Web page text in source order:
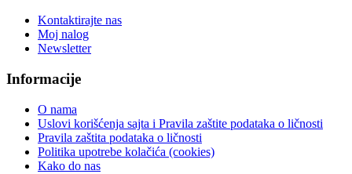
Kontaktirajte nas
Moj nalog
Newsletter
Informacije
O nama
Uslovi korišćenja sajta i Pravila zaštite podataka o ličnosti
Pravila zaštita podataka o ličnosti
Politika upotrebe kolačića (cookies)
Kako do nas